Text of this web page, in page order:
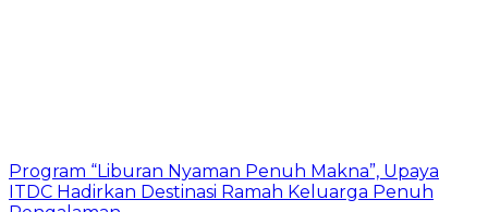
Program “Liburan Nyaman Penuh Makna”, Upaya
ITDC Hadirkan Destinasi Ramah Keluarga Penuh